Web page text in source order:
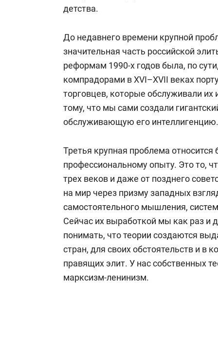
детства.
До недавнего времени крупной
значительная часть российской
реформам 1990-х годов была, по
компрадорами в XVI–XVII веках
торговцев, которые обслуживали
тому, что мы сами создали
обслуживающую его интеллигенцию.
Третья крупная проблема
профессиональному опыту. Это то,
трех веков и даже от позднего
на мир через призму западных
самостоятельного мышления,
Сейчас их выработкой мы как раз
понимать, что теории создаются
стран, для своих обстоятельств и в
правящих элит. У нас собственных
марксизм-ленинизм.